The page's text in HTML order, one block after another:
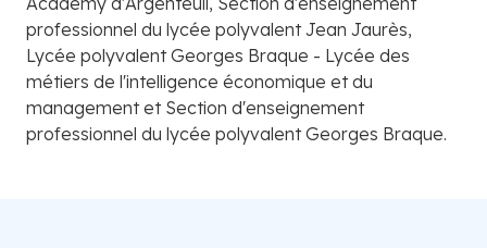
professionnel du lycée polyvalent Jean Jaurès,
Lycée polyvalent Georges Braque - Lycée des
métiers de l'intelligence économique et du
management et Section d'enseignement
professionnel du lycée polyvalent Georges Braque.